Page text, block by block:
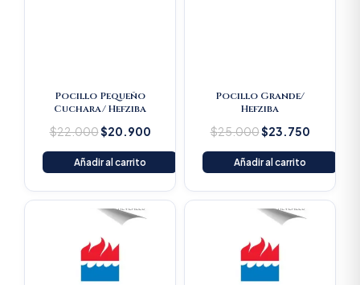
Pocillo Pequeño
Cuchara/ Hefziba
$22.000$20.900
Añadir al carrito
Pocillo Grande/
Hefziba
$25.000$23.750
Añadir al carrito